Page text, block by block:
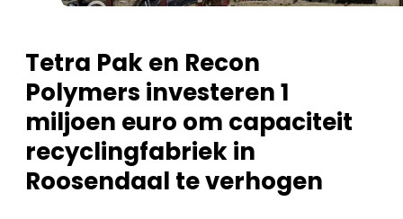
RecyclePro | Vakblad over de gehele
recyclingstroom in België
Vacature aanmelden
Vacatures
Video’s
Safety First
Kranen
Tetra Pak en Recon
Polymers investeren 1
miljoen euro om capaciteit
recyclingfabriek in
Roosendaal te verhogen